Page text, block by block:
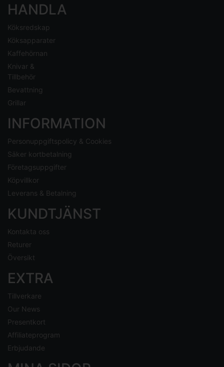
HANDLA
Köksredskap
Köksapparater
Kaffehörnan
Knivar &
Tillbehör
Bevattning
Grillar
INFORMATION
Personuppgiftspolicy & Cookies
Säker kortbetalning
Företagsuppgifter
Köpvillkor
Leverans & Betalning
KUNDTJÄNST
Kontakta oss
Returer
Översikt
EXTRA
Tillverkare
Our News
Presentkort
Affiliateprogram
Erbjudande